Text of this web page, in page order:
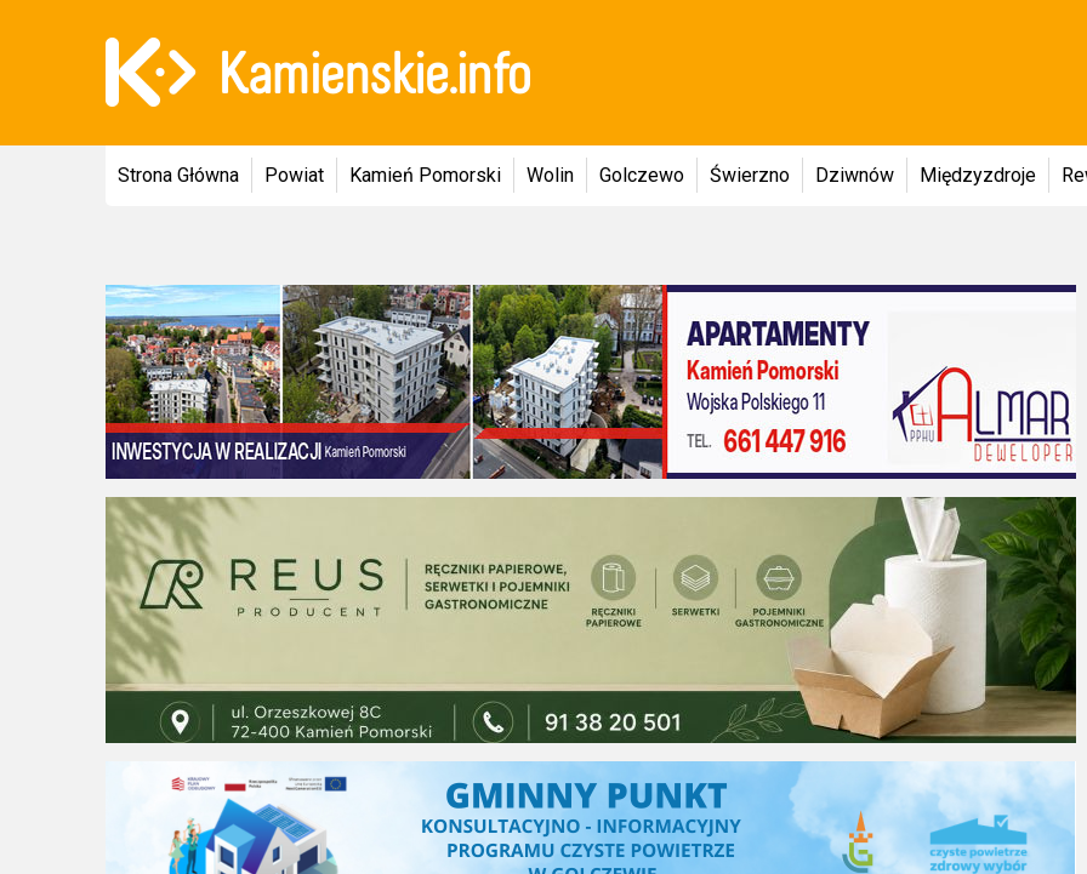
Strona Główna Powiat Kamień Pomorski Wolin Golczewo Świerzno Dziwnów Międzyzdroje